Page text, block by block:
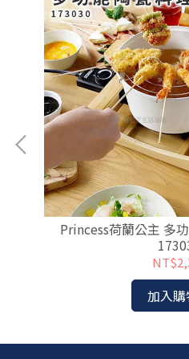
Princess荷蘭公主 多
加入